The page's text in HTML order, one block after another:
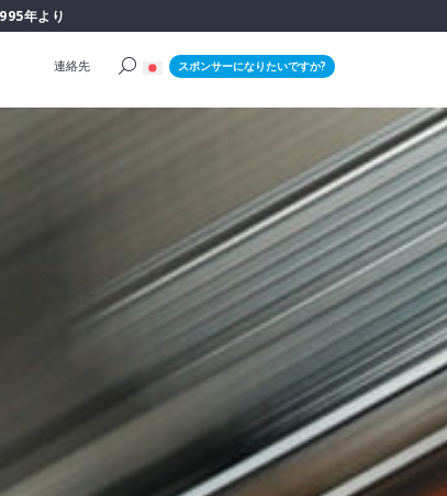
年より
連絡先 スポンサーになりたいですか?